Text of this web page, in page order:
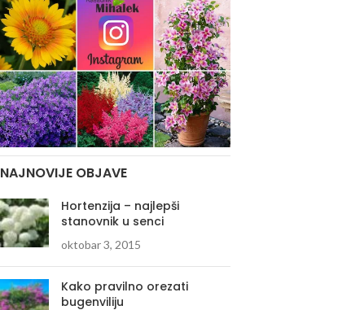
NAJNOVIJE OBJAVE
Hortenzija – najlepši
stanovnik u senci
oktobar 3, 2015
Kako pravilno orezati
bugenviliju